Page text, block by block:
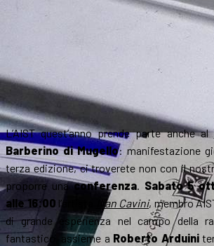
L’AIST quest’anno prende parte anche al
Barberino di Mugello: manifestazione
terza edizione, ci troverete non con il
proporre unaconferenza. Sabato 5
alle 16:00 l’artista Ivan Cavini, membro
di grande esperienza nel campo della
fantastico, assieme a Roberto Arduini